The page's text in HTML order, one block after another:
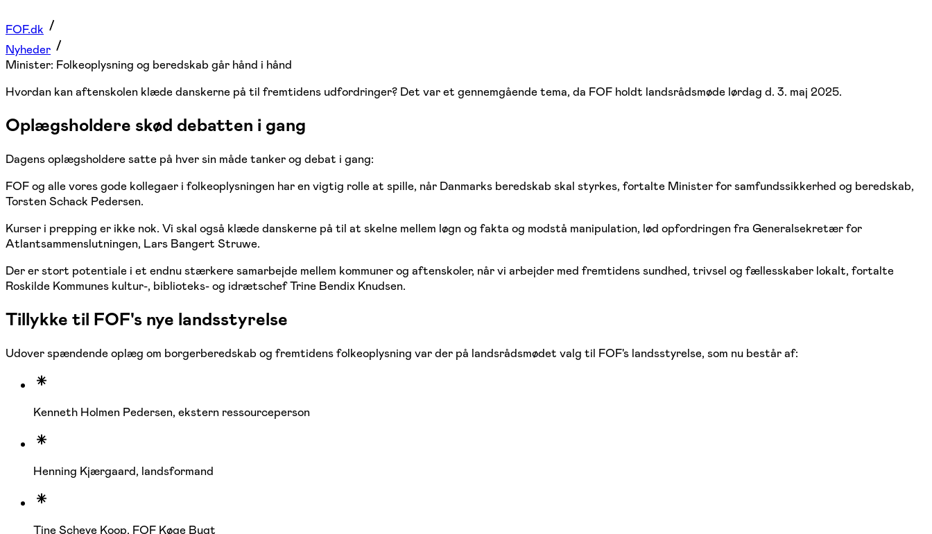
FOF.dk
Nyheder
Minister: Folkeoplysning og beredskab går hånd i hånd
Hvordan kan aftenskolen klæde danskerne på til fremtidens udfordringer? Det var et gennemgående tema, da FOF holdt landsrådsmøde lørdag d. 3. maj 2025.
Oplægsholdere skød debatten i gang
Dagens oplægsholdere satte på hver sin måde tanker og debat i gang:
FOF og alle vores gode kollegaer i folkeoplysningen har en vigtig rolle at spille, når Danmarks beredskab skal styrkes, fortalte Minister for samfundssikkerhed og beredskab,
Torsten Schack Pedersen.
Kurser i prepping er ikke nok. Vi skal også klæde danskerne på til at skelne mellem løgn og fakta og modstå manipulation, lød opfordringen fra Generalsekretær for
Atlantsammenslutningen, Lars Bangert Struwe.
Der er stort potentiale i et endnu stærkere samarbejde mellem kommuner og aftenskoler, når vi arbejder med fremtidens sundhed, trivsel og fællesskaber lokalt, fortalte
Roskilde Kommunes kultur-, biblioteks- og idrætschef Trine Bendix Knudsen.
Tillykke til FOF's nye landsstyrelse
Udover spændende oplæg om borgerberedskab og fremtidens folkeoplysning var der på landsrådsmødet valg til FOF's landsstyrelse, som nu består af:
Kenneth Holmen Pedersen, ekstern ressourceperson
Henning Kjærgaard, landsformand
Tine Scheye Koop, FOF Køge Bugt